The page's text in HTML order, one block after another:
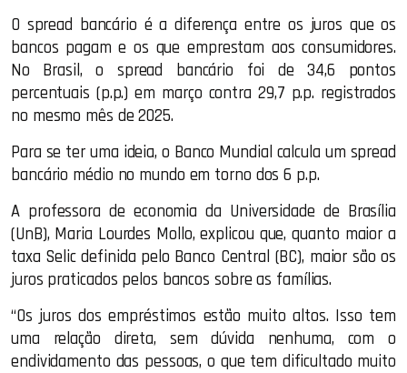
O spread bancário é a diferença entre os juros que os
bancos pagam e os que emprestam aos consumidores.
No Brasil, o spread bancário foi de 34,6 pontos
percentuais (p.p.) em março contra 29,7 p.p. registrados
no mesmo mês de 2025.
Para se ter uma ideia, o Banco Mundial calcula um spread
bancário médio no mundo em torno dos 6 p.p.
A professora de economia da Universidade de Brasília
(UnB), Maria Lourdes Mollo, explicou que, quanto maior a
taxa Selic definida pelo Banco Central (BC), maior são os
juros praticados pelos bancos sobre as famílias.
“Os juros dos empréstimos estão muito altos. Isso tem
uma relação direta, sem dúvida nenhuma, com o
endividamento das pessoas, o que tem dificultado muito